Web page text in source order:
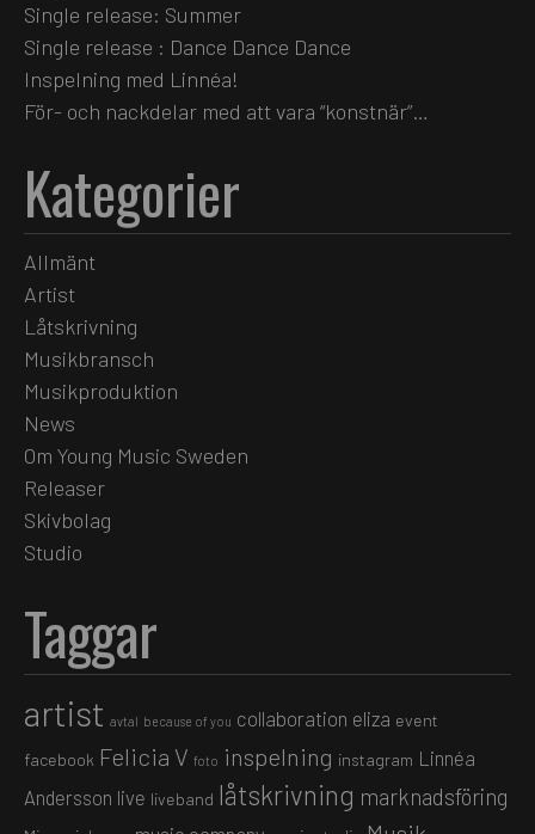
Single release: Summer
Single release : Dance Dance Dance
Inspelning med Linnéa!
För- och nackdelar med att vara “konstnär”…
Kategorier
Allmänt
Artist
Låtskrivning
Musikbransch
Musikproduktion
News
Om Young Music Sweden
Releaser
Skivbolag
Studio
Taggar
artist avtal because of you collaboration eliza event
facebook Felicia V foto inspelning instagram Linnéa
Andersson live liveband låtskrivning marknadsföring